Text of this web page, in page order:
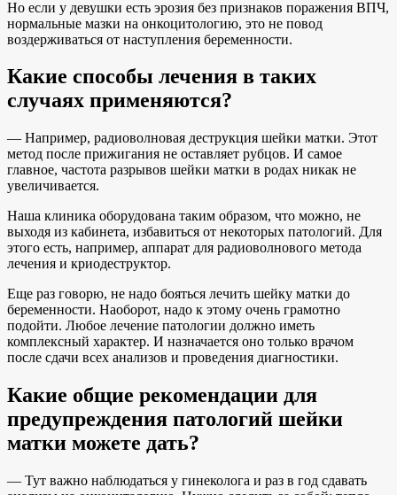
Но если у девушки есть эрозия без признаков поражения ВПЧ,
нормальные мазки на онкоцитологию, это не повод
воздерживаться от наступления беременности.
Какие способы лечения в таких
случаях применяются?
— Например, радиоволновая деструкция шейки матки. Этот
метод после прижигания не оставляет рубцов. И самое
главное, частота разрывов шейки матки в родах никак не
увеличивается.
Наша клиника оборудована таким образом, что можно, не
выходя из кабинета, избавиться от некоторых патологий. Для
этого есть, например, аппарат для радиоволнового метода
лечения и криодеструктор.
Еще раз говорю, не надо бояться лечить шейку матки до
беременности. Наоборот, надо к этому очень грамотно
подойти. Любое лечение патологии должно иметь
комплексный характер. И назначается оно только врачом
после сдачи всех анализов и проведения диагностики.
Какие общие рекомендации для
предупреждения патологий шейки
матки можете дать?
— Тут важно наблюдаться у гинеколога и раз в год сдавать